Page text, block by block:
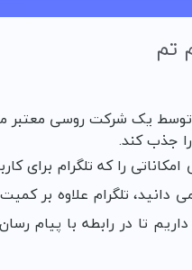
تم
یک شرکت روسی معتبر
جذب کند.
را که تلگرام برای
تلگرام علاوه بر
تا در رابطه با پیام